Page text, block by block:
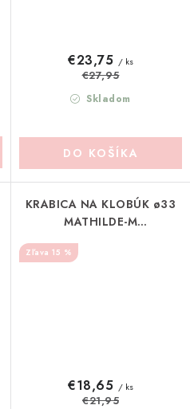
Skladom
€23,75 / ks
€27,95
DO KOŠÍKA
KRABICA NA KLOBÚK ø33
MATHILDE-M
15 %
€18,65 / ks
€21,95